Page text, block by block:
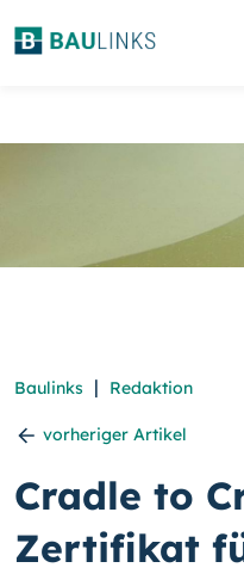
Baulinks | Redaktion
vorheriger Artikel
Cradle to
Zertifikat